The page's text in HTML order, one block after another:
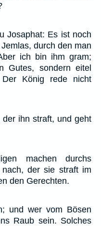
Josaphat: Es ist noch
durch den man
ich bin ihm gram;
Gutes, sondern eitel
Der König rede nicht
ihn straft, und geht
machen durchs
der sie straft im
den Gerechten.
und wer vom Bösen
Raub sein. Solches